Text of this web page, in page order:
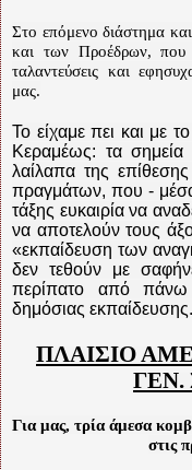
Στο επόμενο διάστημα
και των Προέδρων,
ταλαντεύσεις και
μας.
Το είχαμε πει και με
Κεραμέως: τα
λαίλαπα της
πραγμάτων, που - μέσα
τάξης ευκαιρία να
να αποτελούν τους
«εκπαίδευση των
δεν τεθούν με
περίπατο από
δημόσιας εκπαίδευσης.
ΠΛΑΙΣΙΟ
ΓΕΝ.
Για μας, τρία άμεσα
στις